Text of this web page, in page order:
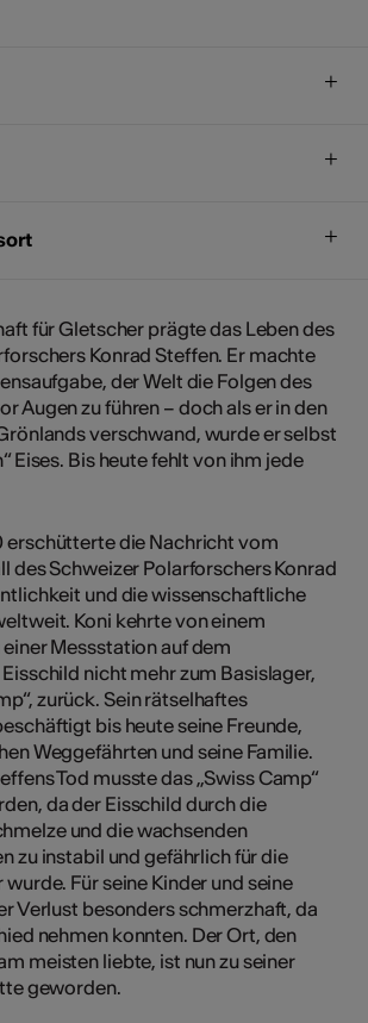
für Gletscher prägte das Leben des
Konrad Steffen. Er machte
der Welt die Folgen des
Augen zu führen – doch als er in den
verschwand, wurde er selbst
Eises. Bis heute fehlt von ihm jede
erschütterte die Nachricht vom
des Schweizer Polarforschers Konrad
und die wissenschaftliche
Koni kehrte von einem
Messstation auf dem
nicht mehr zum Basislager,
zurück. Sein rätselhaftes
bis heute seine Freunde,
Weggefährten und seine Familie.
Tod musste das „Swiss Camp“
da der Eisschild durch die
und die wachsenden
zu instabil und gefährlich für die
Für seine Kinder und seine
Verlust besonders schmerzhaft, da
nehmen konnten. Der Ort, den
meisten liebte, ist nun zu seiner
geworden.